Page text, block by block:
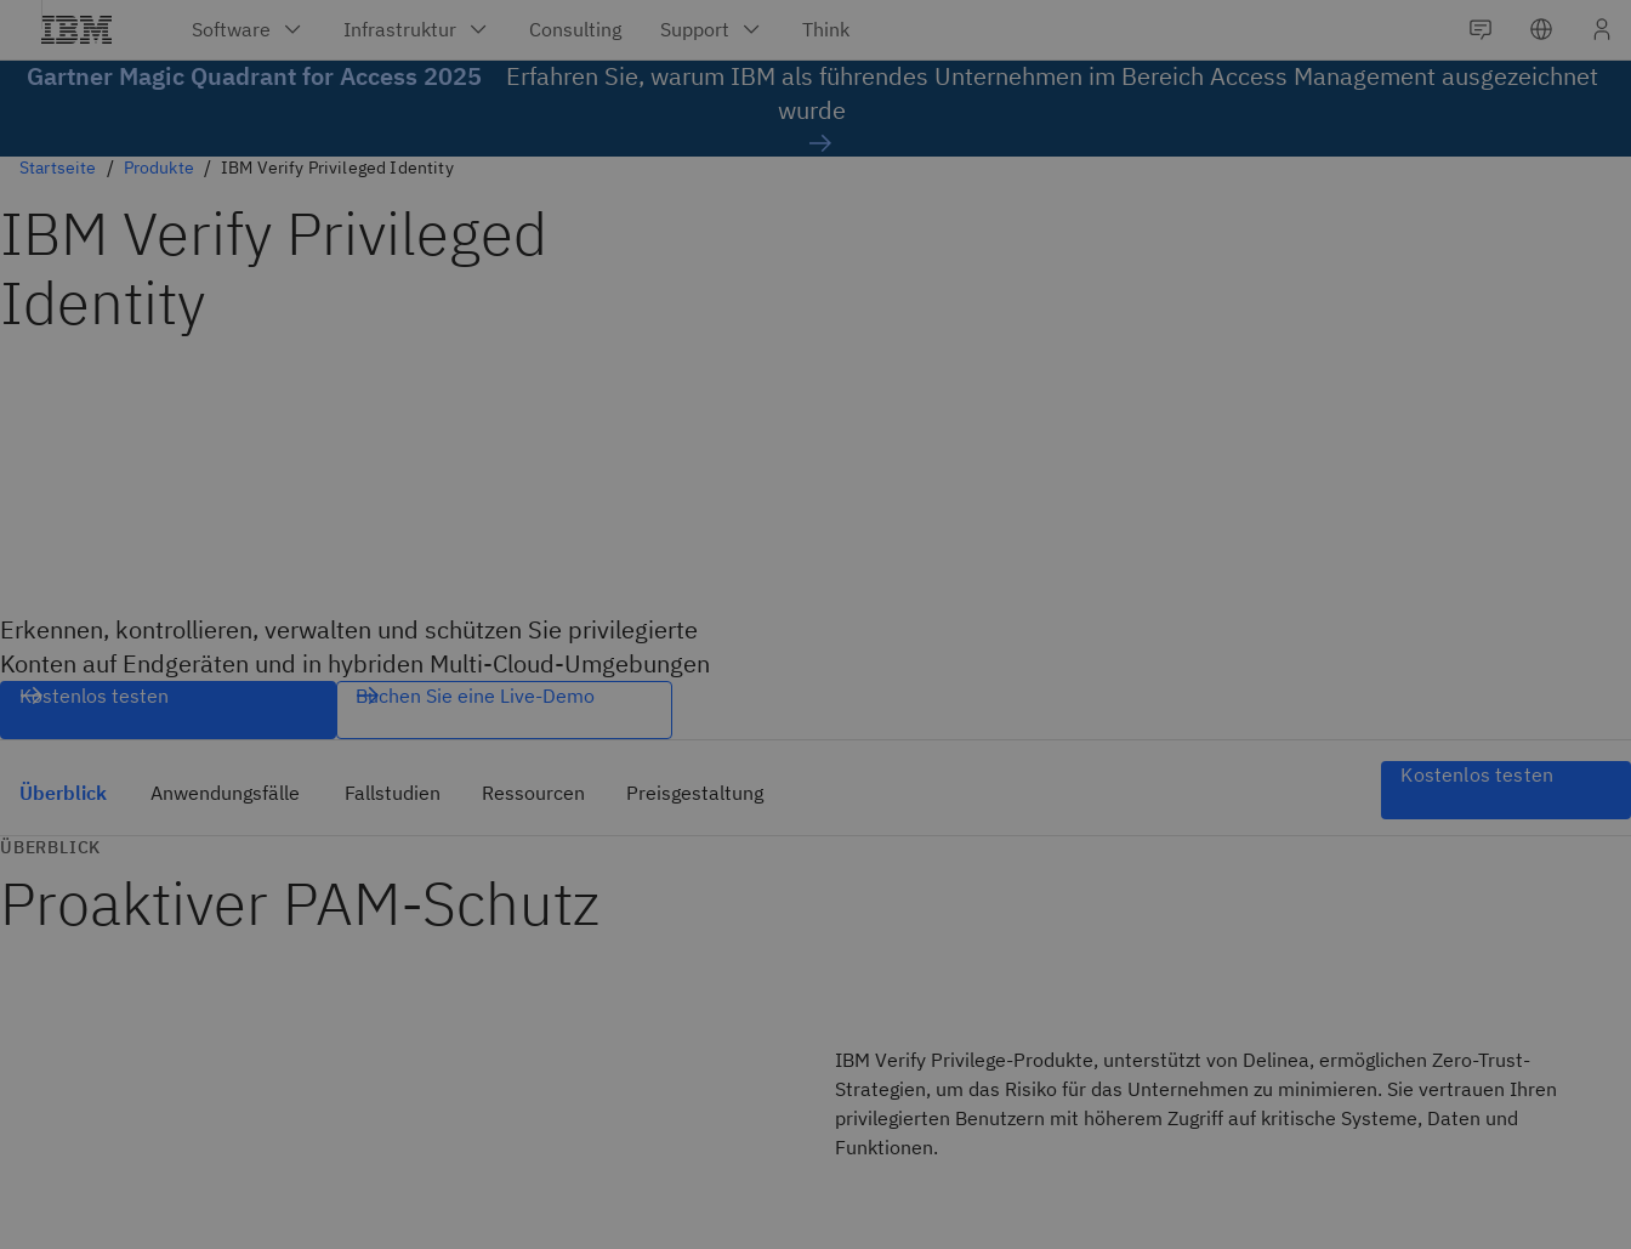
Gartner Magic Quadrant for Access 2025
Erfahren Sie, warum IBM als führendes Unternehmen im Bereich Access Management ausgezeichnet
wurde
Startseite Produkte IBM Verify Privileged Identity
IBM Verify Privileged
Identity
Erkennen, kontrollieren, verwalten und schützen Sie privilegierte
Konten auf Endgeräten und in hybriden Multi-Cloud-Umgebungen
Kostenlos testen Buchen Sie eine Live-Demo
Überblick Anwendungsfälle Fallstudien Ressourcen Preisgestaltung
Kostenlos testen
ÜBERBLICK
Proaktiver PAM-Schutz
IBM Verify Privilege-Produkte, unterstützt von Delinea, ermöglichen Zero-Trust-
Strategien, um das Risiko für das Unternehmen zu minimieren. Sie vertrauen Ihren
privilegierten Benutzern mit höherem Zugriff auf kritische Systeme, Daten und
Funktionen.